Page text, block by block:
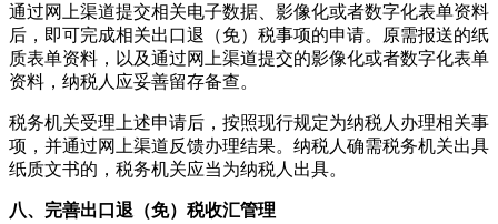
通过网上渠道提交相关电子数据、影像化或者数字化表单资料
后，即可完成相关出口退（免）税事项的申请。原需报送的纸
质表单资料，以及通过网上渠道提交的影像化或者数字化表单
资料，纳税人应妥善留存备查。
税务机关受理上述申请后，按照现行规定为纳税人办理相关事
项，并通过网上渠道反馈办理结果。纳税人确需税务机关出具
纸质文书的，税务机关应当为纳税人出具。
八、完善出口退（免）税收汇管理